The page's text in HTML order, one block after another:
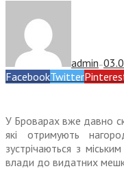
admin —
FacebookTwitter
У Броварах вже давно
які отримують
зустрічаються з
влади до видатних